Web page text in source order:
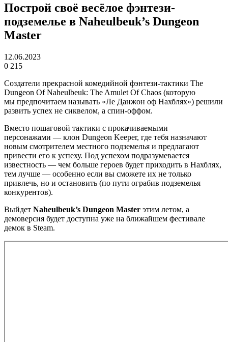
Построй своё весёлое фэнтези-
подземелье в Naheulbeuk’s Dungeon
Master
12.06.2023
0 215
Создатели прекрасной комедийной фэнтези-тактики The
Dungeon Of Naheulbeuk: The Amulet Of Chaos (которую
мы предпочитаем называть «Ле Данжон оф Нахблях») решили
развить успех не сиквелом, а спин-оффом.
Вместо пошаговой тактики с прокачиваемыми
персонажами — клон Dungeon Keeper, где тебя назначают
новым смотрителем местного подземелья и предлагают
привести его к успеху. Под успехом подразумевается
известность — чем больше героев будет приходить в Нахблях,
тем лучше — особенно если вы сможете их не только
привлечь, но и остановить (по пути ограбив подземелья
конкурентов).
Выйдет Naheulbeuk’s Dungeon Master этим летом, а
демоверсия будет доступна уже на ближайшем фестивале
демок в Steam.